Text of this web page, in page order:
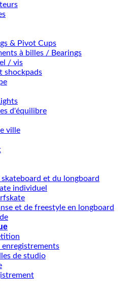
& Pivot Cups
à billes / Bearings
/ vis
shockpads
d'équilibre
ville
skateboard et du longboard
individuel
et de freestyle en longboard
enregistrements
de studio